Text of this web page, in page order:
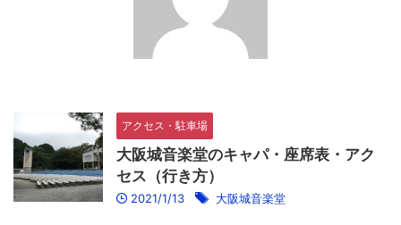
アクセス・駐車場
大阪城音楽堂のキャパ・座席表・アク
セス（行き方）
2021/1/13 大阪城音楽堂